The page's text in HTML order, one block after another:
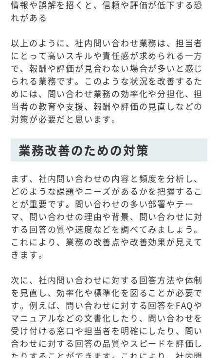
情報や誤解を招くと、信頼や評価が低下する恐
れがある
以上のように、社内問い合わせ業務は、担当者
にとって高いスキルや責任感が求められる一方
で、報酬や評価が見合わない場合が多いと感じ
られる業務です。このような状況を改善するた
めには、問い合わせ業務の効率化や分担化、担
当者の教育や支援、報酬や評価の見直しなどの
対策が必要だと思います。
業務改善のための対策
まず、社内問い合わせの内容と頻度を分析し、
どのような課題やニーズがあるかを把握するこ
とが重要です。問い合わせの多い部署やテー
マ、問い合わせの理由や背景、問い合わせに対
する回答の質や速度などを調べてみましょう。
これにより、業務の改善点や改善効果が見えて
きます。
次に、社内問い合わせに対する回答方法や体制
を見直し、効率化や標準化を図ることが必要で
す。例えば、問い合わせに対する回答をFAQや
マニュアルなどの文書化したり、問い合わせを
受け付ける窓口や担当者を明確にしたり、問い
合わせに対する回答の品質やスピードを評価し